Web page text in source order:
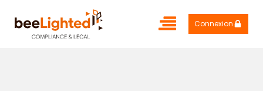
Connexion